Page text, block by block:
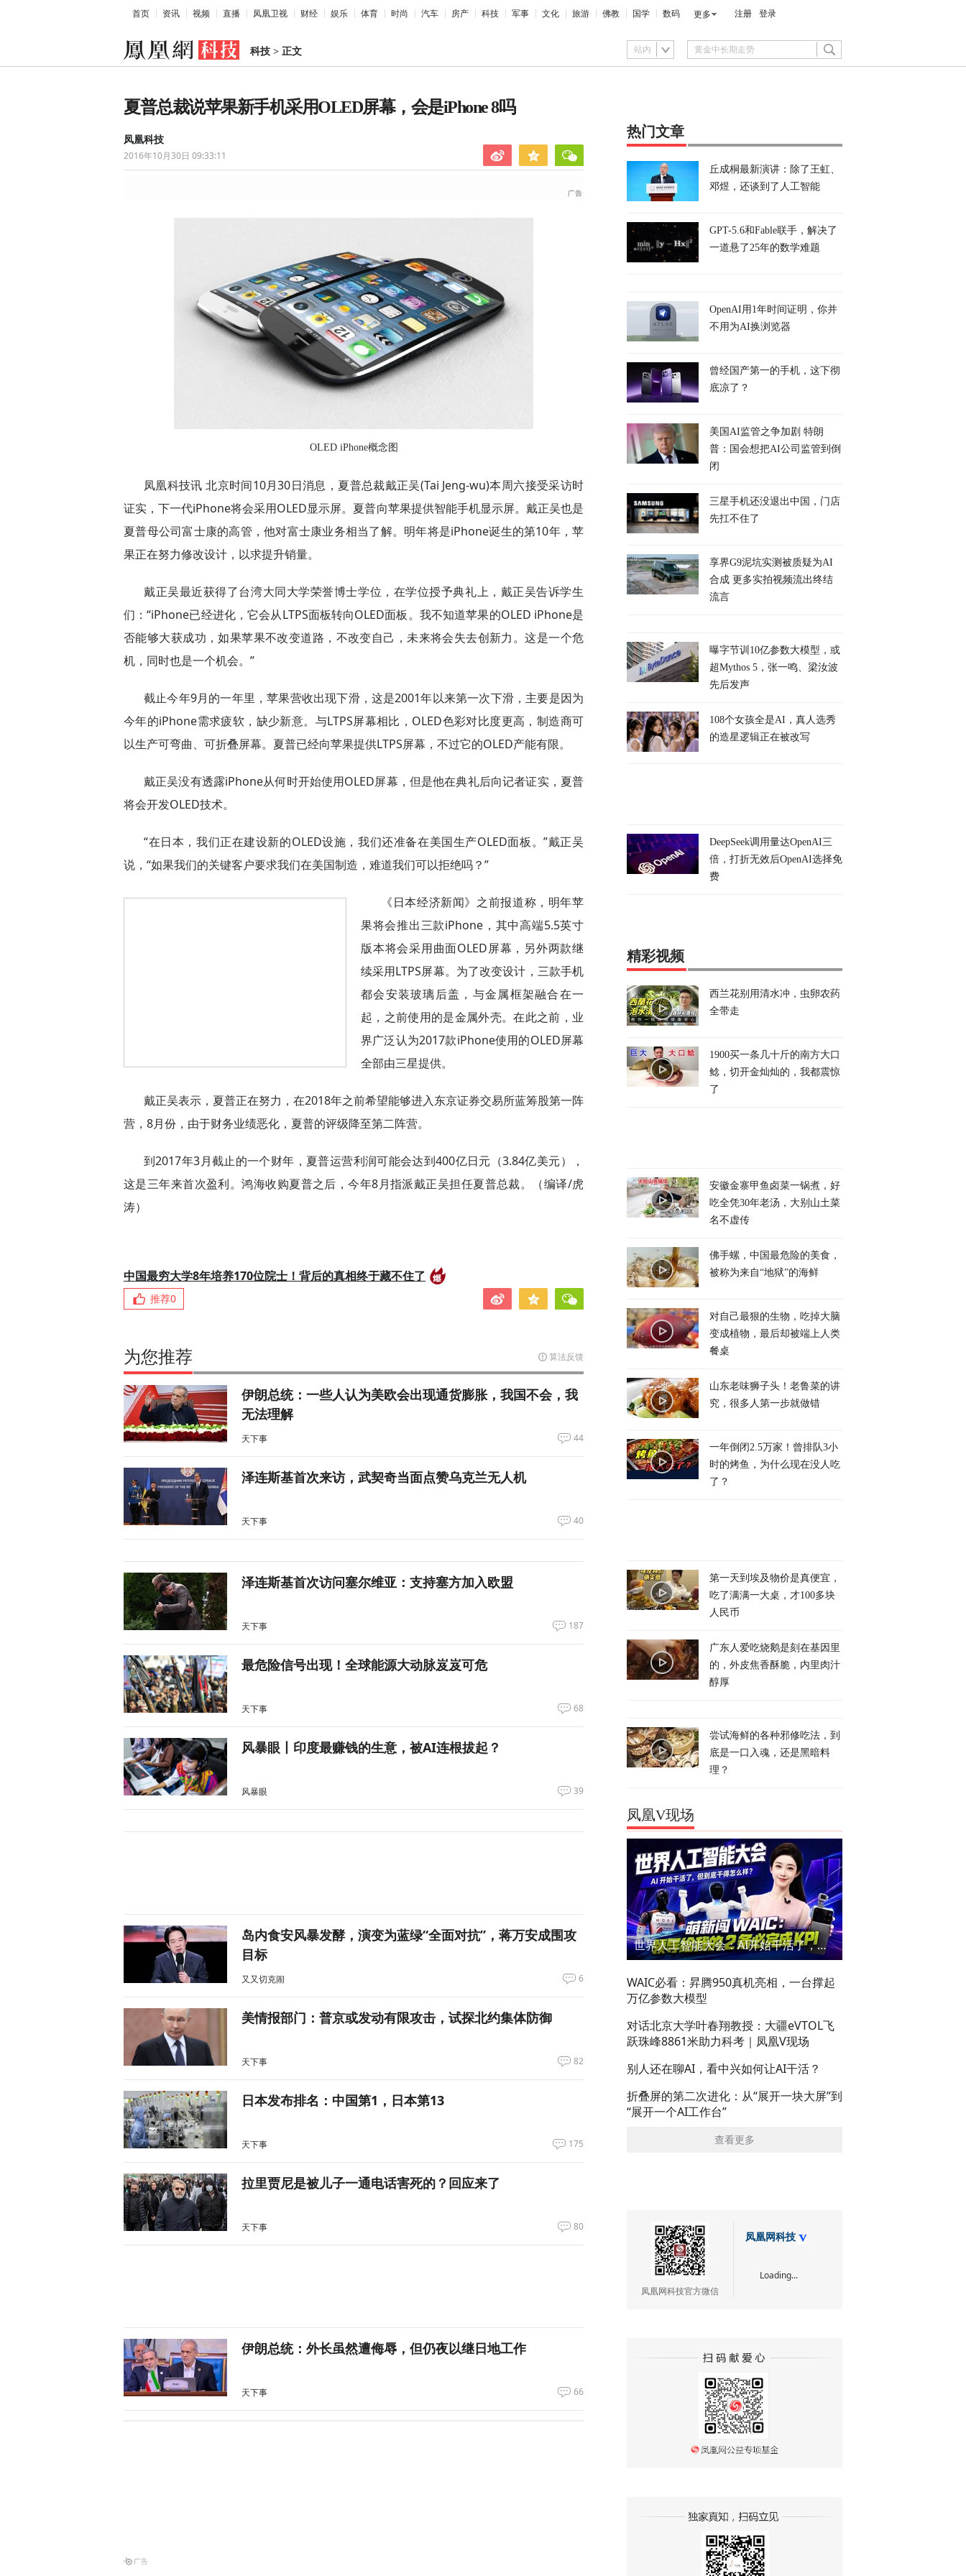
首页 资讯 视频 直播 凤凰卫视 财经 娱乐 体育 时尚 汽车 房产 科技 军事 文化 旅游 佛教 国学 数码 更多 注册 登录
科技 > 正文 站内
夏普总裁说苹果新手机采用OLED屏幕，会是iPhone 8吗
凤凰科技
2016年10月30日 09:33:11
OLED iPhone概念图
凤凰科技讯 北京时间10月30日消息，夏普总裁戴正吴(Tai Jeng-wu)本周六接受采访时
证实，下一代iPhone将会采用OLED显示屏。夏普向苹果提供智能手机显示屏。戴正吴也是
夏普母公司富士康的高管，他对富士康业务相当了解。明年将是iPhone诞生的第10年，苹
果正在努力修改设计，以求提升销量。
戴正吴最近获得了台湾大同大学荣誉博士学位，在学位授予典礼上，戴正吴告诉学生
们：“iPhone已经进化，它会从LTPS面板转向OLED面板。我不知道苹果的OLED iPhone是
否能够大获成功，如果苹果不改变道路，不改变自己，未来将会失去创新力。这是一个危
机，同时也是一个机会。”
截止今年9月的一年里，苹果营收出现下滑，这是2001年以来第一次下滑，主要是因为
今年的iPhone需求疲软，缺少新意。与LTPS屏幕相比，OLED色彩对比度更高，制造商可
以生产可弯曲、可折叠屏幕。夏普已经向苹果提供LTPS屏幕，不过它的OLED产能有限。
戴正吴没有透露iPhone从何时开始使用OLED屏幕，但是他在典礼后向记者证实，夏普
将会开发OLED技术。
“在日本，我们正在建设新的OLED设施，我们还准备在美国生产OLED面板。”戴正吴
说，“如果我们的关键客户要求我们在美国制造，难道我们可以拒绝吗？”
《日本经济新闻》之前报道称，明年苹
果将会推出三款iPhone，其中高端5.5英寸
版本将会采用曲面OLED屏幕，另外两款继
续采用LTPS屏幕。为了改变设计，三款手机
都会安装玻璃后盖，与金属框架融合在一
起，之前使用的是金属外壳。在此之前，业
界广泛认为2017款iPhone使用的OLED屏幕
全部由三星提供。
戴正吴表示，夏普正在努力，在2018年之前希望能够进入东京证券交易所蓝筹股第一阵
营，8月份，由于财务业绩恶化，夏普的评级降至第二阵营。
到2017年3月截止的一个财年，夏普运营利润可能会达到400亿日元（3.84亿美元），
这是三年来首次盈利。鸿海收购夏普之后，今年8月指派戴正吴担任夏普总裁。（编译/虎
涛）
中国最穷大学8年培养170位院士！背后的真相终于藏不住了
推荐0
为您推荐 算法反馈
伊朗总统：一些人认为美欧会出现通货膨胀，我国不会，我
无法理解
天下事 44
泽连斯基首次来访，武契奇当面点赞乌克兰无人机
天下事 40
泽连斯基首次访问塞尔维亚：支持塞方加入欧盟
天下事 187
最危险信号出现！全球能源大动脉岌岌可危
天下事 68
风暴眼丨印度最赚钱的生意，被AI连根拔起？
风暴眼 39
岛内食安风暴发酵，演变为蓝绿“全面对抗”，蒋万安成围攻
目标
又又切克闹 6
美情报部门：普京或发动有限攻击，试探北约集体防御
天下事 82
日本发布排名：中国第1，日本第13
天下事 175
拉里贾尼是被儿子一通电话害死的？回应来了
天下事 80
伊朗总统：外长虽然遭侮辱，但仍夜以继日地工作
天下事 66
热门文章
丘成桐最新演讲：除了王虹、
邓煜，还谈到了人工智能
GPT-5.6和Fable联手，解决了
一道悬了25年的数学难题
OpenAI用1年时间证明，你并
不用为AI换浏览器
曾经国产第一的手机，这下彻
底凉了？
美国AI监管之争加剧 特朗
普：国会想把AI公司监管到倒
闭
三星手机还没退出中国，门店
先扛不住了
享界G9泥坑实测被质疑为AI
合成 更多实拍视频流出终结
流言
曝字节训10亿参数大模型，或
超Mythos 5，张一鸣、梁汝波
先后发声
108个女孩全是AI，真人选秀
的造星逻辑正在被改写
DeepSeek调用量达OpenAI三
倍，打折无效后OpenAI选择免
费
精彩视频
西兰花别用清水冲，虫卵农药
全带走
1900买一条几十斤的南方大口
鲶，切开金灿灿的，我都震惊
了
安徽金寨甲鱼卤菜一锅煮，好
吃全凭30年老汤，大别山土菜
名不虚传
佛手螺，中国最危险的美食，
被称为来自“地狱”的海鲜
对自己最狠的生物，吃掉大脑
变成植物，最后却被端上人类
餐桌
山东老味狮子头！老鲁菜的讲
究，很多人第一步就做错
一年倒闭2.5万家！曾排队3小
时的烤鱼，为什么现在没人吃
了？
第一天到埃及物价是真便宜，
吃了满满一大桌，才100多块
人民币
广东人爱吃烧鹅是刻在基因里
的，外皮焦香酥脆，内里肉汁
醇厚
尝试海鲜的各种邪修吃法，到
底是一口入魂，还是黑暗料
理？
凤凰V现场
世界人工智能大会：AI开始干活了，但到底干的怎么样？萌新闯WAIC
WAIC必看：昇腾950真机亮相，一台撑起
万亿参数大模型
对话北京大学叶春翔教授：大疆eVTOL飞
跃珠峰8861米助力科考｜凤凰V现场
别人还在聊AI，看中兴如何让AI干活？
折叠屏的第二次进化：从“展开一块大屏”到
“展开一个AI工作台”
查看更多
凤凰网科技官方微信
凤凰网科技
Loading...